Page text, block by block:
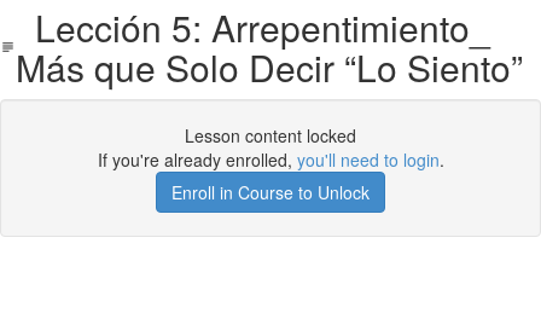
Lección 5: Arrepentimiento_
Más que Solo Decir “Lo Siento”
Lesson content locked
If you're already enrolled, you'll need to login.
Enroll in Course to Unlock